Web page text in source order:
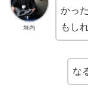
垣内
かっ
もし
な